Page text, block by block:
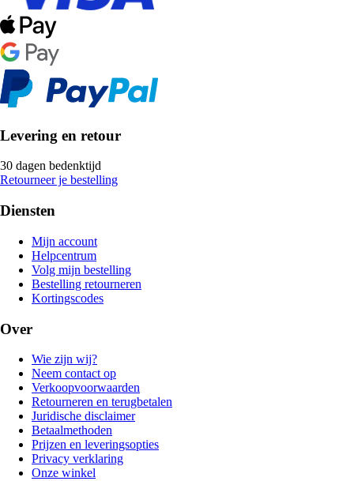
Levering en retour
30 dagen bedenktijd
Retourneer je bestelling
Diensten
Mijn account
Helpcentrum
Volg mijn bestelling
Bestelling retourneren
Kortingscodes
Over
Wie zijn wij?
Neem contact op
Verkoopvoorwaarden
Retourneren en terugbetalen
Juridische disclaimer
Betaalmethoden
Prijzen en leveringsopties
Privacy verklaring
Onze winkel